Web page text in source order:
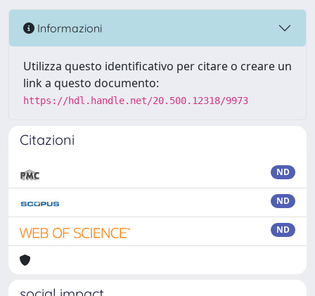
Informazioni
Utilizza questo identificativo per citare o creare un
link a questo documento:
https://hdl.handle.net/20.500.12318/9973
Citazioni
ND
ND
ND